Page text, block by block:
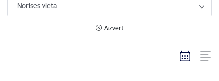
Norises vieta
Aizvērt